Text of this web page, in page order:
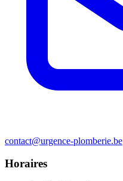
contact@urgence-plomberie.be
Horaires